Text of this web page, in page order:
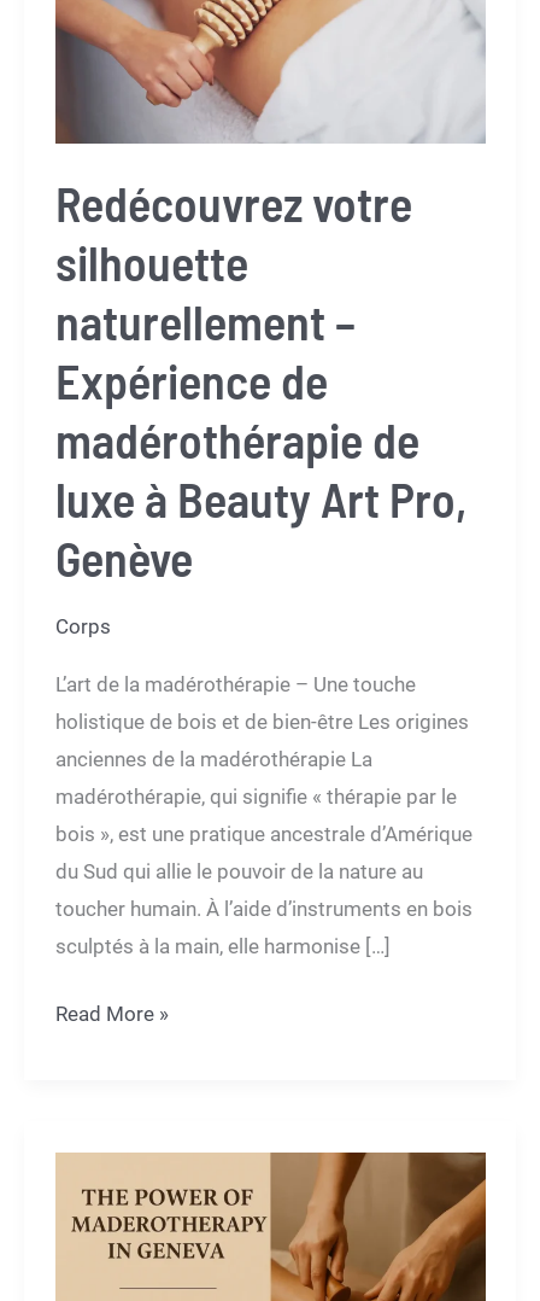
Redécouvrez votre
silhouette
naturellement –
Expérience de
madérothérapie de
luxe à Beauty Art Pro,
Genève
Corps
L’art de la madérothérapie – Une touche
holistique de bois et de bien-être Les origines
anciennes de la madérothérapie La
madérothérapie, qui signifie « thérapie par le
bois », est une pratique ancestrale d’Amérique
du Sud qui allie le pouvoir de la nature au
toucher humain. À l’aide d’instruments en bois
sculptés à la main, elle harmonise […]
Redécouvrez
Expérience
de
Read More »